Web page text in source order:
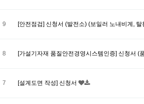
9 [안전점검] 신청서 (발전소) (보일러 노내비계,
8 [가설기자재 품질안전경영시스템인증] 신청서 (
7 [설계도면 작성] 신청서